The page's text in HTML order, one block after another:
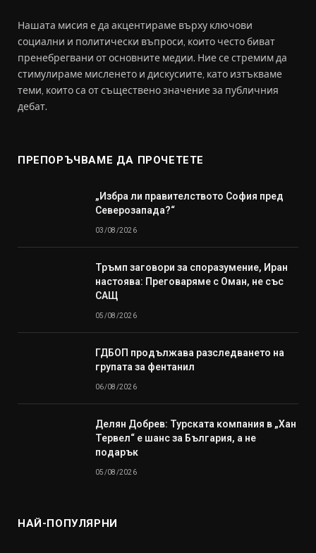
Нашата мисия е да акцентираме върху ключови
социални и политически въпроси, които често биват
пренебрегвани от основните медии. Ние се стремим да
стимулираме мисленето и дискусиите, като изтъкваме
теми, които са от съществено значение за публичния
дебат.
ПРЕПОРЪЧВАМЕ ДА ПРОЧЕТЕТЕ
„Избра ли правителството София пред
Северозапада?“
03/08/2026
Тръмп заговори за споразумение, Иран
настоява: Преговаряме с Оман, не със
САЩ
05/08/2026
ГДБОП продължава разследването на
групата за фентанил
06/08/2026
Делян Добрев: Турската компания в „Хан
Тервел“ е шанс за България, а не
подарък
05/08/2026
НАЙ-ПОПУЛЯРНИ